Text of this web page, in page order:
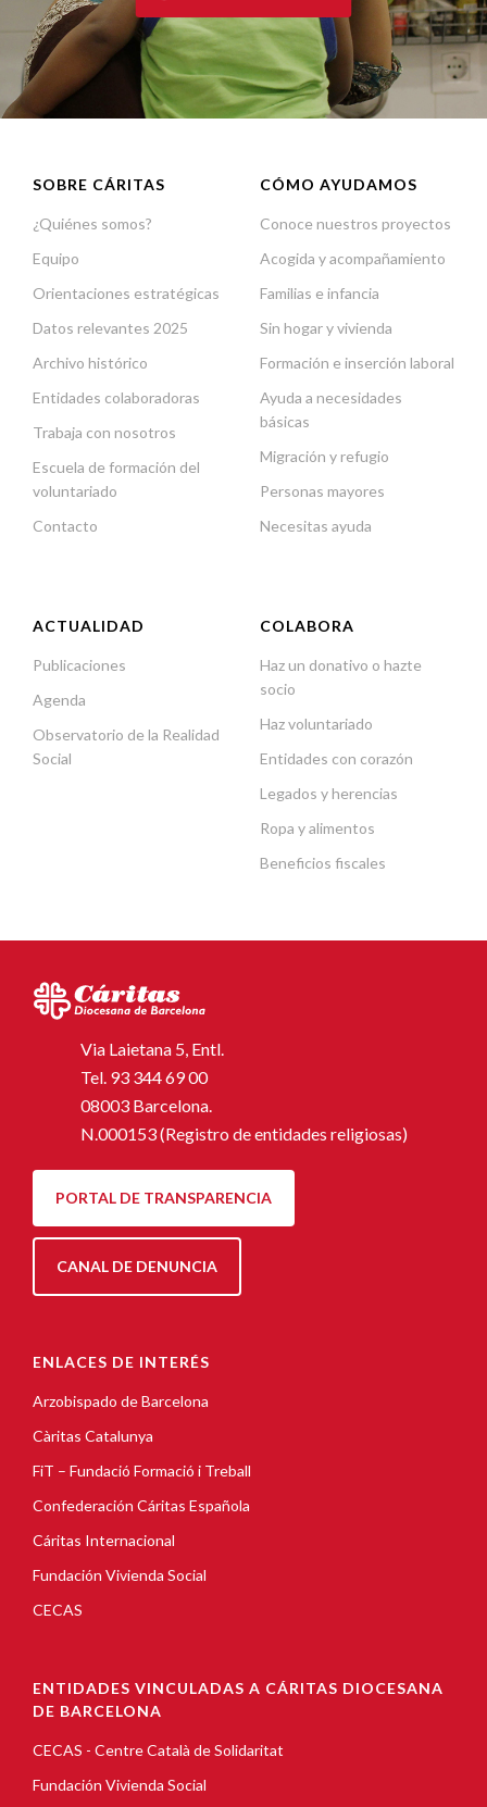
SOBRE CÁRITAS
¿Quiénes somos?
Equipo
Orientaciones estratégicas
Datos relevantes 2025
Archivo histórico
Entidades colaboradoras
Trabaja con nosotros
Escuela de formación del
voluntariado
Contacto
CÓMO AYUDAMOS
Conoce nuestros proyectos
Acogida y acompañamiento
Familias e infancia
Sin hogar y vivienda
Formación e inserción laboral
Ayuda a necesidades
básicas
Migración y refugio
Personas mayores
Necesitas ayuda
ACTUALIDAD
Publicaciones
Agenda
Observatorio de la Realidad
Social
COLABORA
Haz un donativo o hazte
socio
Haz voluntariado
Entidades con corazón
Legados y herencias
Ropa y alimentos
Beneficios fiscales
Via Laietana 5, Entl.
Tel. 93 344 69 00
08003 Barcelona.
N.000153 (Registro de entidades religiosas)
PORTAL DE TRANSPARENCIA
CANAL DE DENUNCIA
ENLACES DE INTERÉS
Arzobispado de Barcelona
Càritas Catalunya
FiT – Fundació Formació i Treball
Confederación Cáritas Española
Cáritas Internacional
Fundación Vivienda Social
CECAS
ENTIDADES VINCULADAS A CÁRITAS DIOCESANA
DE BARCELONA
CECAS - Centre Català de Solidaritat
Fundación Vivienda Social